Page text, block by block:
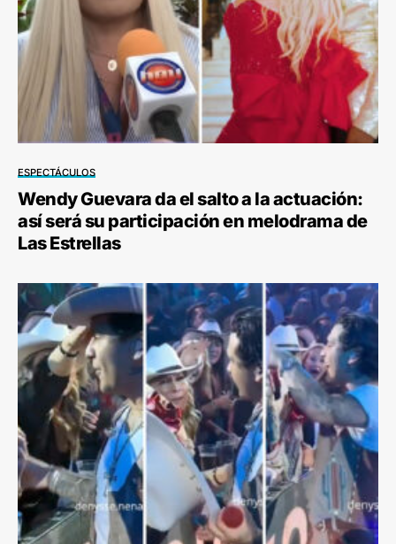
ESPECTÁCULOS
Wendy Guevara da el salto a la actuación:
así será su participación en melodrama de
Las Estrellas